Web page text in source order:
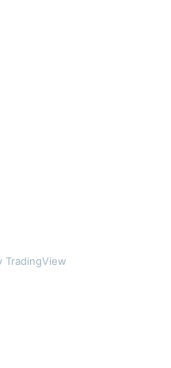
TradingView